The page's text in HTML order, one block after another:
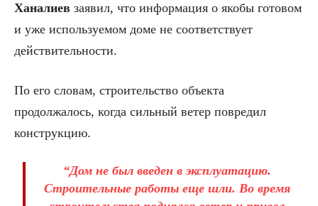
Ханалиев заявил, что информация о якобы готовом
и уже используемом доме не соответствует
действительности.
По его словам, строительство объекта
продолжалось, когда сильный ветер повредил
конструкцию.
“Дом не был введен в эксплуатацию.
Строительные работы еще шли. Во время